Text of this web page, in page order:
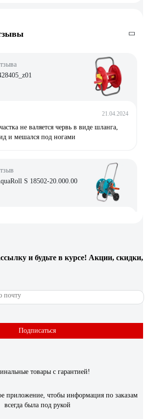
21.04.2024
не валяется червь в виде шланга,
и мешался под ногами
S 18502-20.000.00
и будьте в курсе! Акции, скидки,
Подписаться
товары с гарантией!
приложение, чтобы информация по заказам
всегда была под рукой